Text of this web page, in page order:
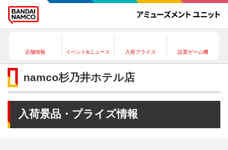
店舗情報 イベント&ニュース 入荷プライズ 設置ゲーム機
namco杉乃井ホテル店
入荷景品・プライズ情報